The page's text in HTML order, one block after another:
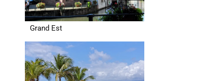
Grand Est